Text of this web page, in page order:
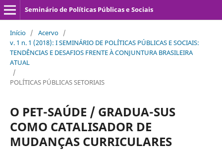
Seminário de Políticas Públicas e Sociais
Início / Acervo /
v. 1 n. 1 (2018): I SEMINÁRIO DE POLÍTICAS PÚBLICAS E SOCIAIS:
TENDÊNCIAS E DESAFIOS FRENTE À CONJUNTURA BRASILEIRA
ATUAL
/
POLÍTICAS PÚBLICAS SETORIAIS
O PET-SAÚDE / GRADUA-SUS
COMO CATALISADOR DE
MUDANÇAS CURRICULARES